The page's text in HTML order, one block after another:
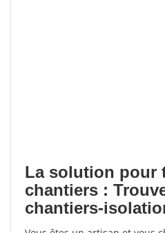
La solution pour
chantiers :
chantiers-